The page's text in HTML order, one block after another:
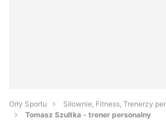
Orły Sportu
Siłownie, Fitness, Trenerzy
Tomasz Szultka - trener personalny